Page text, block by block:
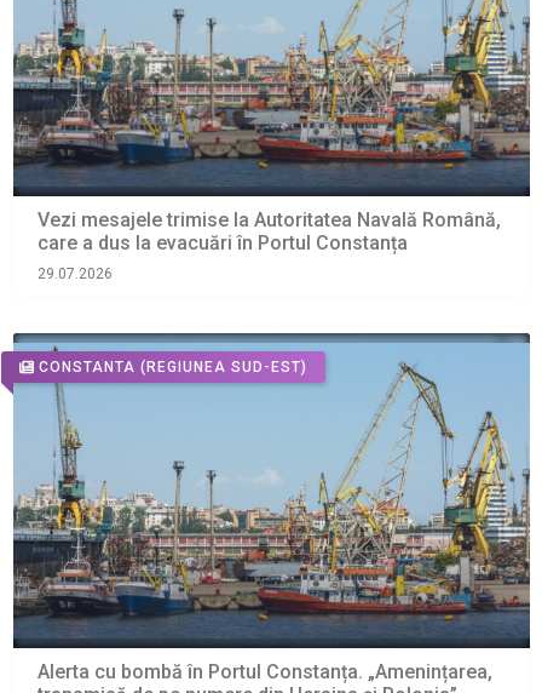
Vezi mesajele trimise la Autoritatea Navală Română,
care a dus la evacuări în Portul Constanța
29.07.2026
CONSTANTA (REGIUNEA SUD-EST)
Alerta cu bombă în Portul Constanța. „Amenințarea,